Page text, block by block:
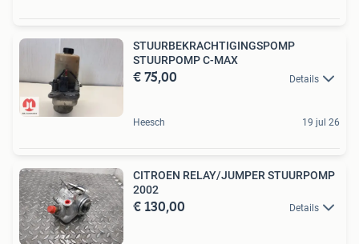
STUURBEKRACHTIGINGSPOMP
STUURPOMP C-MAX
€ 75,00 Details
Heesch 19 jul 26
CITROEN RELAY/JUMPER STUURPOMP
2002
€ 130,00 Details